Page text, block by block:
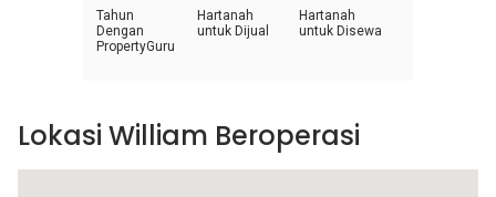
Tahun
Dengan
PropertyGuru
Hartanah
untuk Dijual
Hartanah
untuk Disewa
Lokasi William Beroperasi